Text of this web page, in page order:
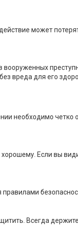
может
вреда для его
необходимо четко
Если вы
Всегда